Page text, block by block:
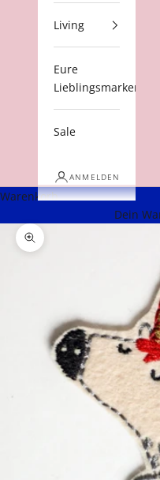
Living
Eure
Lieblingsmarken
Sale
ANMELDEN
Warenkorb
Dein
Bild vergrößern